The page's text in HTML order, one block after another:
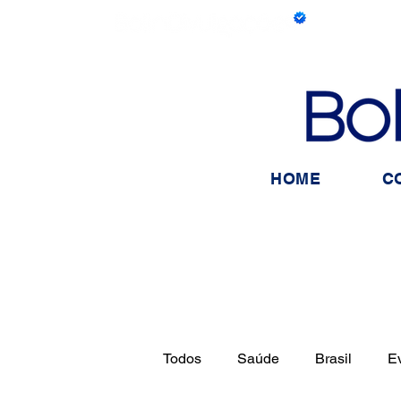
Todos Saúde Brasil
HOME